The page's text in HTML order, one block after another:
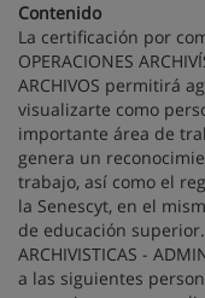
Contenido
La certificación por
OPERACIONES
ARCHIVOS permitirá
visualizarte como
importante área de
genera un
trabajo, así como el
la Senescyt, en el
de educación
ARCHIVISTICAS -
a las siguientes